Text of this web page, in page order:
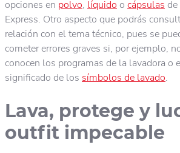
opciones en polvo, líquido o cápsulas
Express. Otro aspecto que podrás
relación con el tema técnico, pues se
cometer errores graves si, por ejemplo,
conocen los programas de la lavadora o
significado de los símbolos de lavado.
Lava, protege y
outfit impecable